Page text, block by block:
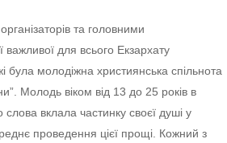
та головними
важливої для всього Екзархату
була молодіжна християнська спільнота
Молодь віком від 13 до 25 років в
вклала частинку своєї душі у
провeдeння цієї прощі. Кожний з